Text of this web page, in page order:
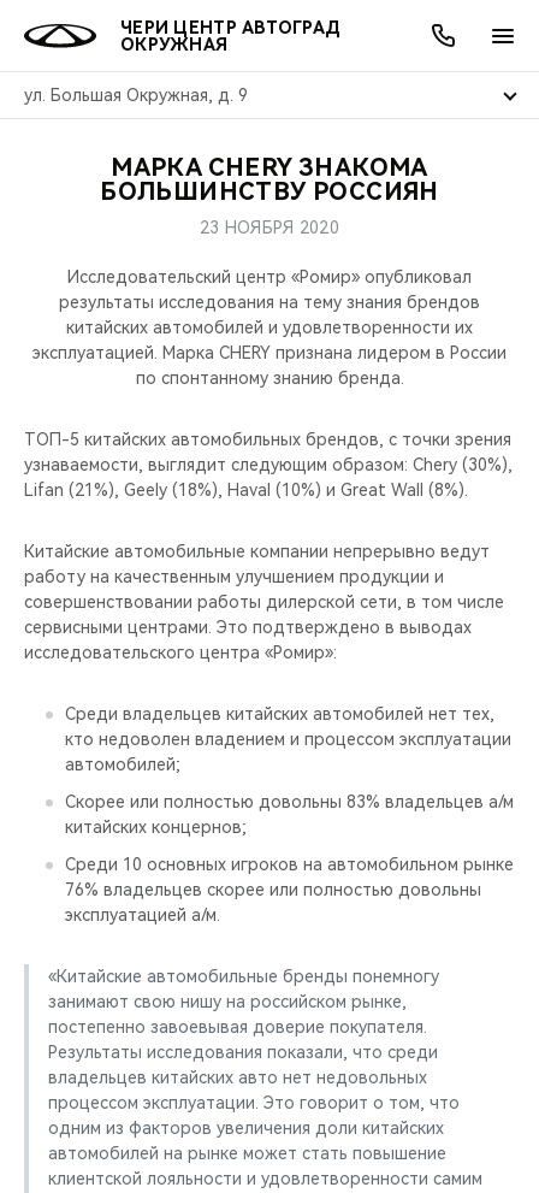
ЧЕРИ ЦЕНТР АВТОГРАД
ОКРУЖНАЯ
ул. Большая Окружная, д. 9
МОДЕЛИ
КРОССОВЕРЫ
НОВИНКИ
ПОКУПАТЕЛЯМ
КРЕДИТ И СТРАХОВАНИЕ
ВЛАДЕЛЬЦАМ
ЗАПЧАСТИ И АКСЕССУАРЫ
ПОДДЕРЖКА
МИР CHERY
О БРЕНДЕ
CHERY В СОЦСЕТЯХ
БЛАГОТВОРИТЕЛЬНОСТЬ
CHERY REMOTE
CHERY И СПОРТ
НАШИ МЕРОПРИЯТИЯ
ВИДЕООБЗОРЫ
АКЦИИ
ОНЛАЙН СЕРВИСЫ
КРЕДИТ
О КОМПАНИИ
МЫ В СОЦСЕТЯХ
МАРКА CHERY ЗНАКОМА
БОЛЬШИНСТВУ РОССИЯН
23 НОЯБРЯ 2020
Исследовательский центр «Ромир» опубликовал
результаты исследования на тему знания брендов
китайских автомобилей и удовлетворенности их
эксплуатацией. Марка CHERY признана лидером в России
по спонтанному знанию бренда.
ТОП-5 китайских автомобильных брендов, с точки зрения
узнаваемости, выглядит следующим образом: Chery (30%),
Lifan (21%), Geely (18%), Haval (10%) и Great Wall (8%).
Китайские автомобильные компании непрерывно ведут
работу на качественным улучшением продукции и
совершенствовании работы дилерской сети, в том числе
сервисными центрами. Это подтверждено в выводах
исследовательского центра «Ромир»:
Среди владельцев китайских автомобилей нет тех,
кто недоволен владением и процессом эксплуатации
автомобилей;
Скорее или полностью довольны 83% владельцев а/м
китайских концернов;
Среди 10 основных игроков на автомобильном рынке
76% владельцев скорее или полностью довольны
эксплуатацией а/м.
«Китайские автомобильные бренды понемногу
занимают свою нишу на российском рынке,
постепенно завоевывая доверие покупателя.
Результаты исследования показали, что среди
владельцев китайских авто нет недовольных
процессом эксплуатации. Это говорит о том, что
одним из факторов увеличения доли китайских
автомобилей на рынке может стать повышение
клиентской лояльности и удовлетворенности самим